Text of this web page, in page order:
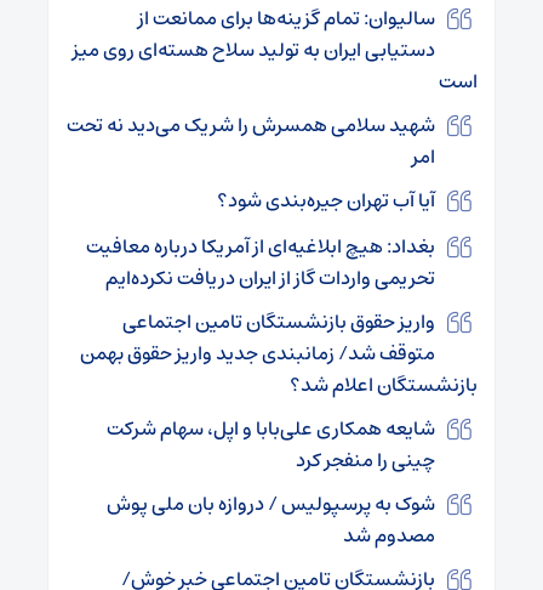
سالیوان: تمام گزینه‌ها برای ممانعت از
دستیابی ایران به تولید سلاح هسته‌ای روی میز
است
شهید سلامی همسرش را شریک می‌دید نه تحت
امر
آیا آب تهران جیره‌بندی شود؟
بغداد: هیچ ابلاغیه‌ای از آمریکا درباره معافیت
تحریمی واردات گاز از ایران دریافت نکرده‌ایم
واریز حقوق بازنشستگان تامین اجتماعی
متوقف شد/ زمانبندی جدید واریز حقوق بهمن
بازنشستگان اعلام شد؟
شایعه همکاری علی‌بابا و اپل، سهام شرکت
چینی را منفجر کرد
شوک به پرسپولیس / دروازه بان ملی پوش
مصدوم شد
بازنشستگان تامین اجتماعی خبر خوش/